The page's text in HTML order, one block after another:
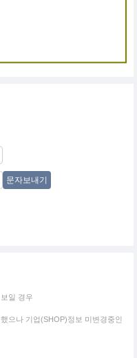
문자보내기
일 경우
으나 기업(SHOP)정보 미변경중인